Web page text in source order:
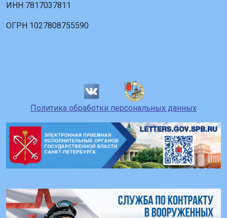
ИНН 7817037811
ОГРН 1027808755590
Политика обработки персональных данных